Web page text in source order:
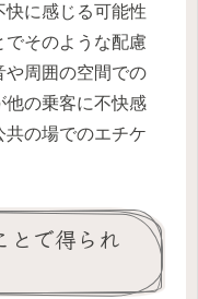
快に感じる可能性
でそのような配慮
や周囲の空間での
他の乗客に不快感
共の場でのエチケ
とで得られ